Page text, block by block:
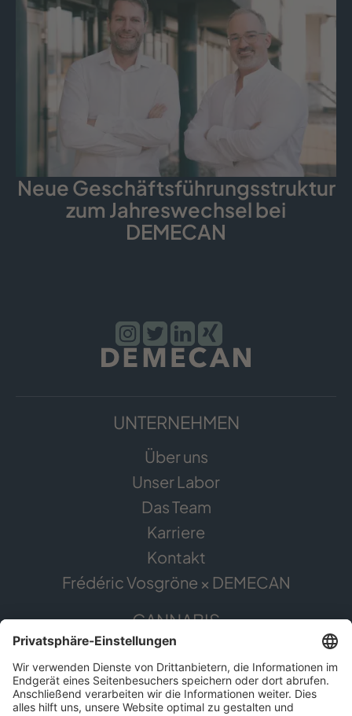
Neue Geschäfts­führungs­struktur
zum Jahreswechsel bei
DEMECAN
UNTERNEHMEN
Über uns
Unser Labor
Das Team
Karriere
Kontakt
Frédéric Vosgröne × DEMECAN
CANNABIS
Die Pflanze
Anwendungsgebiete
Cannabis erleben